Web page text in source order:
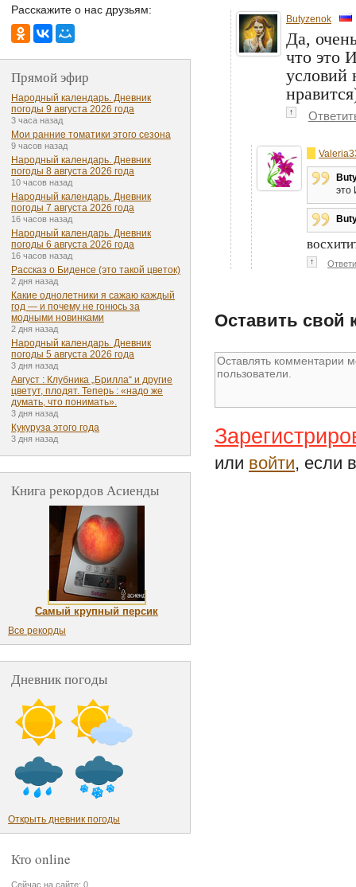
Butyzenok
Да,
что это
условий
↑
это
↑
Оставить свой
или войти, если
Расскажите о нас друзьям:
Прямой эфир
Народный календарь. Дневник
погоды 9 августа 2026 года
3 часа назад
Мои ранние томатики этого сезона
9 часов назад
Народный календарь. Дневник
погоды 8 августа 2026 года
10 часов назад
Народный календарь. Дневник
погоды 7 августа 2026 года
16 часов назад
Народный календарь. Дневник
погоды 6 августа 2026 года
16 часов назад
Рассказ о Биденсе (это такой цветок)
2 дня назад
Какие однолетники я сажаю каждый
год — и почему не гонюсь за
модными новинками
2 дня назад
Народный календарь. Дневник
погоды 5 августа 2026 года
3 дня назад
Август : Клубника „Брилла“ и другие
цветут, плодят. Теперь : «надо же
думать, что понимать».
3 дня назад
Кукуруза этого года
3 дня назад
Книга рекордов Асиенды
Самый крупный персик
Все рекорды
Дневник погоды
Открыть дневник погоды
Кто online
Сейчас на сайте: 0